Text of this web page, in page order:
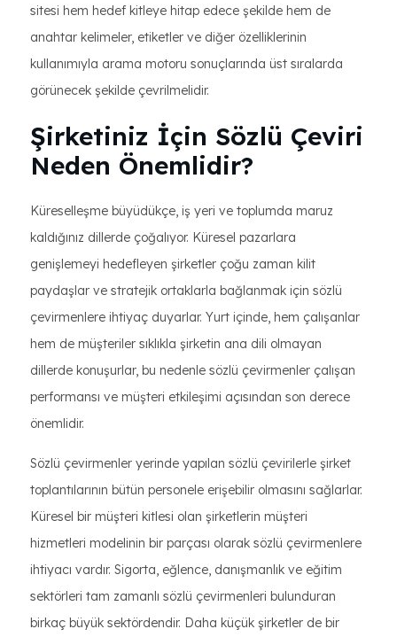
sitesi hem hedef kitleye hitap edece şekilde hem de
anahtar kelimeler, etiketler ve diğer özelliklerinin
kullanımıyla arama motoru sonuçlarında üst sıralarda
görünecek şekilde çevrilmelidir.
Şirketiniz İçin Sözlü Çeviri
Neden Önemlidir?
Küreselleşme büyüdükçe, iş yeri ve toplumda maruz
kaldığınız dillerde çoğalıyor. Küresel pazarlara
genişlemeyi hedefleyen şirketler çoğu zaman kilit
paydaşlar ve stratejik ortaklarla bağlanmak için sözlü
çevirmenlere ihtiyaç duyarlar. Yurt içinde, hem çalışanlar
hem de müşteriler sıklıkla şirketin ana dili olmayan
dillerde konuşurlar, bu nedenle sözlü çevirmenler çalışan
performansı ve müşteri etkileşimi açısından son derece
önemlidir.
Sözlü çevirmenler yerinde yapılan sözlü çevirilerle şirket
toplantılarının bütün personele erişebilir olmasını sağlarlar.
Küresel bir müşteri kitlesi olan şirketlerin müşteri
hizmetleri modelinin bir parçası olarak sözlü çevirmenlere
ihtiyacı vardır. Sigorta, eğlence, danışmanlık ve eğitim
sektörleri tam zamanlı sözlü çevirmenleri bulunduran
birkaç büyük sektördendir. Daha küçük şirketler de bir